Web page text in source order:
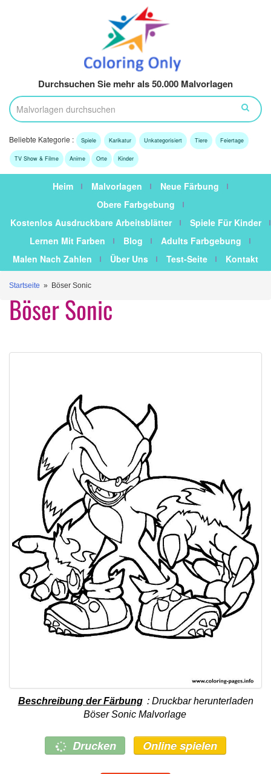
Durchsuchen Sie mehr als 50.000 Malvorlagen
Beliebte Kategorie : Spiele Karikatur Unkategorisiert Tiere Feiertage
TV Show & Filme Anime Orte Kinder
Heim Malvorlagen
Neue Färbung
Obere Farbgebung
Kostenlos Ausdruckbare Arbeitsblätter
Spiele Für Kinder
Lernen Mit Farben
Blog
Adults Farbgebung
Malen Nach Zahlen
Über Uns Test-Seite Kontakt
Startseite » Böser Sonic
Böser Sonic
Beschreibung der Färbung : Druckbar herunterladen
Böser Sonic Malvorlage
Drucken Online spielen